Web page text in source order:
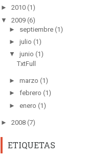
► 2010 (1)
▼ 2009 (6)
► septiembre (1)
► julio (1)
▼ junio (1)
TxtFull
► marzo (1)
► febrero (1)
► enero (1)
► 2008 (7)
ETIQUETAS